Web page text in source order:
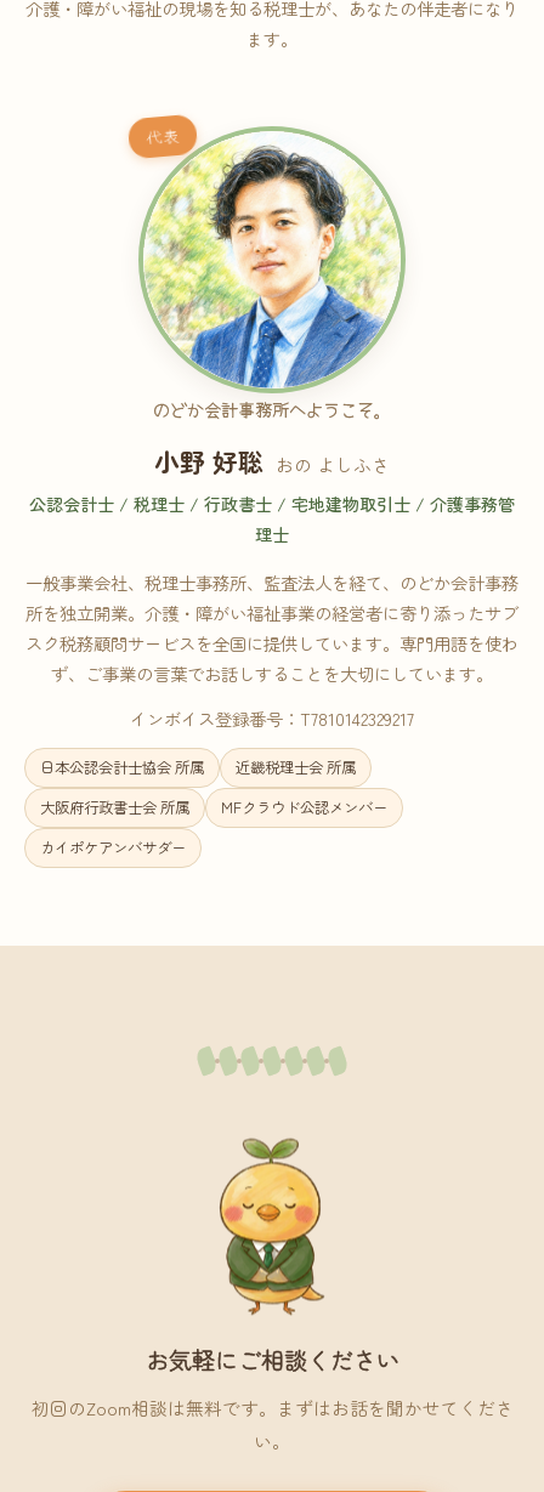
介護・障がい福祉の現場を知る税理士が、あなたの伴走者になり
ます。
代表
のどか会計事務所へようこそ。
小野 好聡 おの よしふさ
公認会計士 / 税理士 / 行政書士 / 宅地建物取引士 / 介護事務管
理士
一般事業会社、税理士事務所、監査法人を経て、のどか会計事務
所を独立開業。介護・障がい福祉事業の経営者に寄り添ったサブ
スク税務顧問サービスを全国に提供しています。専門用語を使わ
ず、ご事業の言葉でお話しすることを大切にしています。
インボイス登録番号：T7810142329217
日本公認会計士協会 所属
近畿税理士会 所属
大阪府行政書士会 所属
MFクラウド公認メンバー
カイポケアンバサダー
お気軽にご相談ください
初回のZoom相談は無料です。まずはお話を聞かせてくださ
い。